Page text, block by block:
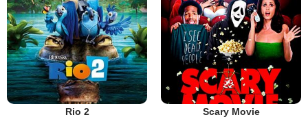
Rio 2 Scary Movie